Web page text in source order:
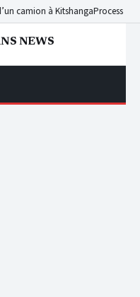
à Kitshanga Processus de Doha :
NEWS